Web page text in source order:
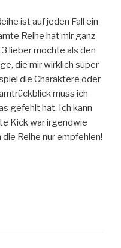
ist auf jeden Fall ein
Reihe hat mir ganz
lieber mochte als den
die mir wirklich super
die Charaktere oder
muss ich
gefehlt hat. Ich kann
Kick war irgendwie
Reihe nur empfehlen!